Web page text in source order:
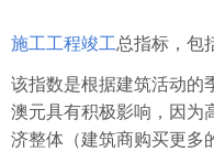
施工工程竣工总指标，包
该指数是根据建筑活动的
澳元具有积极影响，因为
济整体（建筑商购买更多